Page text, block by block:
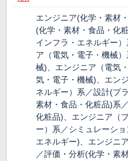
エンジニア(化学・素材
(化学・素材・食品・化
インフラ・エネルギー
ア（電気・電子・機械
械)、エンジニア（電気
気・電子・機械)、エン
ネルギー）系／設計(プ
素材・食品・化粧品)系
化粧品)、エンジニア（
ー）系／シミュレーシ
エネルギー)、エンジニ
／評価・分析(化学・素